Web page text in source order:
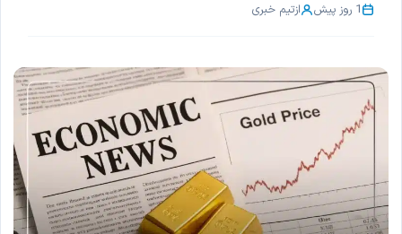
1 روز پیش ازتیم خبری